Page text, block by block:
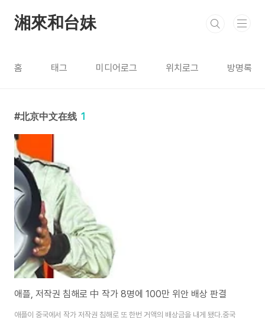
湘來和台妹
홈 태그 미디어로그 위치로그 방명록
北京中文在线 1
애플, 저작권 침해로 中 작가 8명에 100만 위안 배상 판결
애플이 중국에서 작가 저작권 침해로 또 한번 거액의 배상금을 내게 됐다.중국